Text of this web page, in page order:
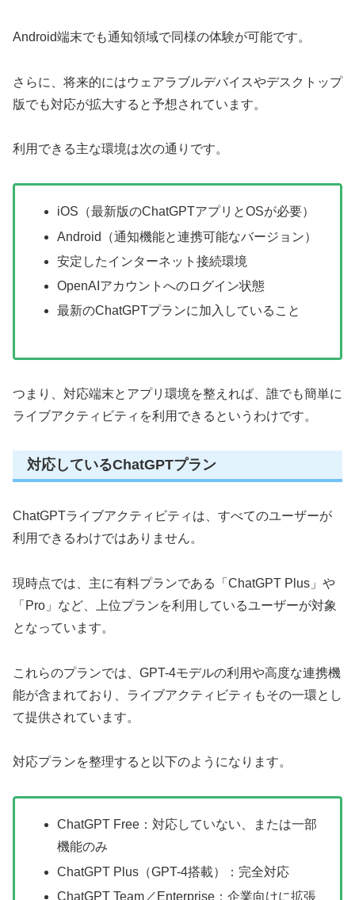
Android端末でも通知領域で同様の体験が可能です。
さらに、将来的にはウェアラブルデバイスやデスクトップ
版でも対応が拡大すると予想されています。
利用できる主な環境は次の通りです。
iOS（最新版のChatGPTアプリとOSが必要）
Android（通知機能と連携可能なバージョン）
安定したインターネット接続環境
OpenAIアカウントへのログイン状態
最新のChatGPTプランに加入していること
つまり、対応端末とアプリ環境を整えれば、誰でも簡単に
ライブアクティビティを利用できるというわけです。
対応しているChatGPTプラン
ChatGPTライブアクティビティは、すべてのユーザーが
利用できるわけではありません。
現時点では、主に有料プランである「ChatGPT Plus」や
「Pro」など、上位プランを利用しているユーザーが対象
となっています。
これらのプランでは、GPT-4モデルの利用や高度な連携機
能が含まれており、ライブアクティビティもその一環とし
て提供されています。
対応プランを整理すると以下のようになります。
ChatGPT Free：対応していない、または一部
機能のみ
ChatGPT Plus（GPT-4搭載）：完全対応
ChatGPT Team／Enterprise：企業向けに拡張